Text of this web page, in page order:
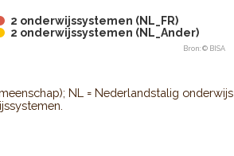
2 onderwijssystemen (NL_FR)
2 onderwijssystemen (NL_Ander)
Bron: © BISA
NL = Nederlandstalig onderwijs